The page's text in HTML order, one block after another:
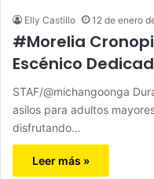
Elly Castillo 12 de enero
#Morelia
Escénico
STAF/@michangoonga
asilos para adultos
disfrutando…
Leer más »